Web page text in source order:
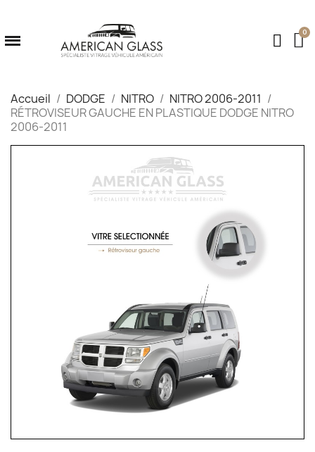
Accueil DODGE NITRO
NITRO 2006-2011
RÉTROVISEUR GAUCHE EN PLASTIQUE DODGE NITRO
2006-2011